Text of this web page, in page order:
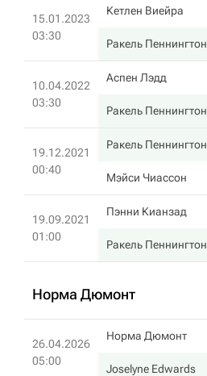
15.01.2023
03:30
Кетлен Виейра
Ракель Пеннингтон
10.04.2022
03:30
Аспен Лэдд
Ракель Пеннингтон
19.12.2021
00:40
Ракель Пеннингтон
Мэйси Чиассон
19.09.2021
01:00
Пэнни Кианзад
Ракель Пеннингтон
Норма Дюмонт
26.04.2026
05:00
Норма Дюмонт
Joselyne Edwards